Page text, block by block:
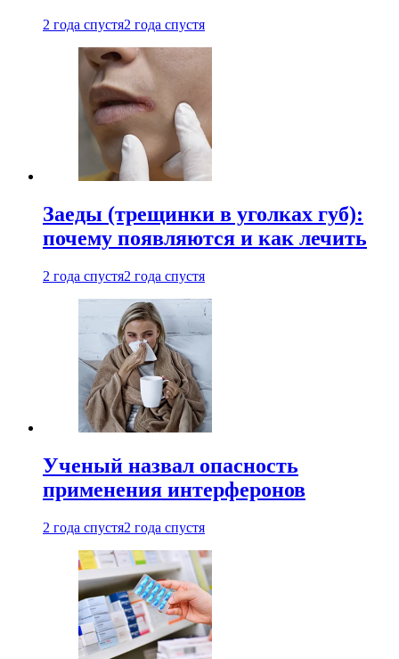
2 года спустя2 года спустя
Заеды (трещинки в уголках губ):
почему появляются и как лечить
2 года спустя2 года спустя
Ученый назвал опасность
применения интерферонов
2 года спустя2 года спустя